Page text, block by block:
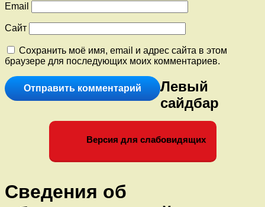
Email
Сайт
Сохранить моё имя, email и адрес сайта в этом
браузере для последующих моих комментариев.
Левый
сайдбар
Версия для слабовидящих
Сведения об